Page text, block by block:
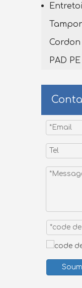
PAD